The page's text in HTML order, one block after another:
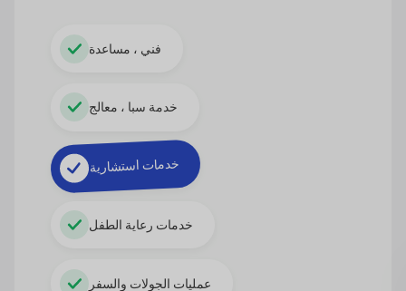
فني ، مساعدة
خدمة سبا ، معالج
خدمات استشارية
خدمات رعاية الطفل
عمليات الجولات والسفر